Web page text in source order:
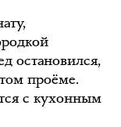
остановился,
проёме.
с кухонным